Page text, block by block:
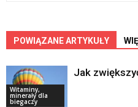
POWIĄZANE ARTYKUŁY
Witaminy,
minerały dla
biegaczy
Jak